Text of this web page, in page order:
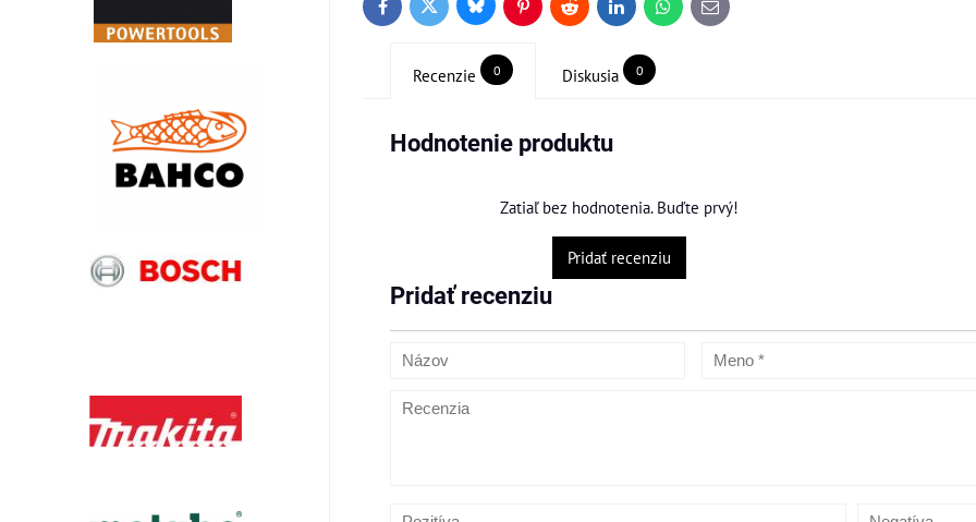
FacebookTwitter BlueskyPinterestReddit LinkedInWhatsApp
E-
mail
Recenzie 0 Diskusia 0
Hodnotenie produktu
Zatiaľ bez hodnotenia. Buďte prvý!
Pridať recenziu
Pridať recenziu